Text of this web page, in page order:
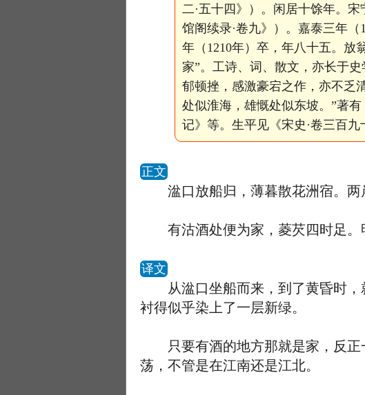
二·五十四》）。闲居十馀年。
馆阁续录·卷九》）。嘉泰三年
年（1210年）卒，年八十五。放
家”。工诗、词、散文，亦长于
郁顿挫，感激豪宕之作，亦不乏
处似淮海，雄慨处似东坡。”著
记》等。生平见《宋史·卷三百九
正文
湓口放船归，薄暮散花洲宿。两
有沽酒处便为家，菱芡四时足。
译文
从湓口坐船而来，到了黄昏时，
衬得似乎染上了一层新绿。
只要有酒的地方那就是家，反正
荡，不管是在江南还是江北。